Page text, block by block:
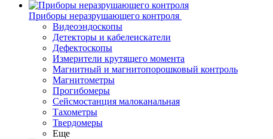
Приборы неразрушающего контроля
Видеоэндоскопы
Детекторы и кабелеискатели
Дефектоскопы
Измерители крутящего момента
Магнитный и магнитопорошковый контроль
Магнитометры
Прогибомеры
Сейсмостанция малоканальная
Тахометры
Твердомеры
Еще